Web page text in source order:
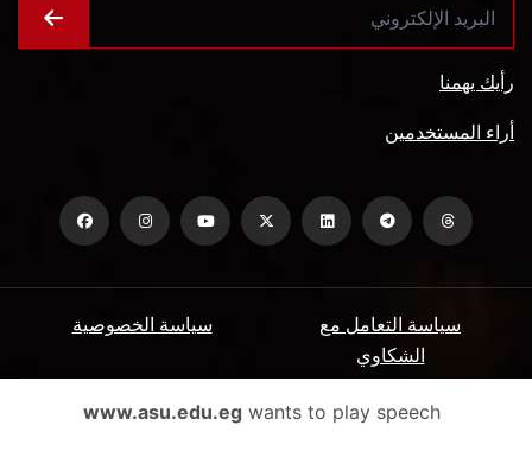
رأيك يهمنا
أراء المستخدمين
سياسة الخصوصية
سياسة التعامل مع
الشكاوي
الأسئلة الشائعة ميثاق المتعاملين www.asu.edu.egwants to play speech